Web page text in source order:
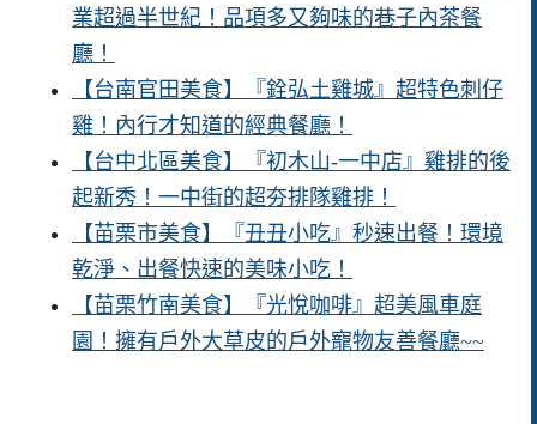
業超過半世紀！品項多又夠味的巷子內茶餐
廳！
【台南官田美食】『銓弘土雞城』超特色刺仔
雞！內行才知道的經典餐廳！
【台中北區美食】『初木山-一中店』雞排的後
起新秀！一中街的超夯排隊雞排！
【苗栗市美食】『丑丑小吃』秒速出餐！環境
乾淨、出餐快速的美味小吃！
【苗栗竹南美食】『光悅咖啡』超美風車庭
園！擁有戶外大草皮的戶外寵物友善餐廳~~